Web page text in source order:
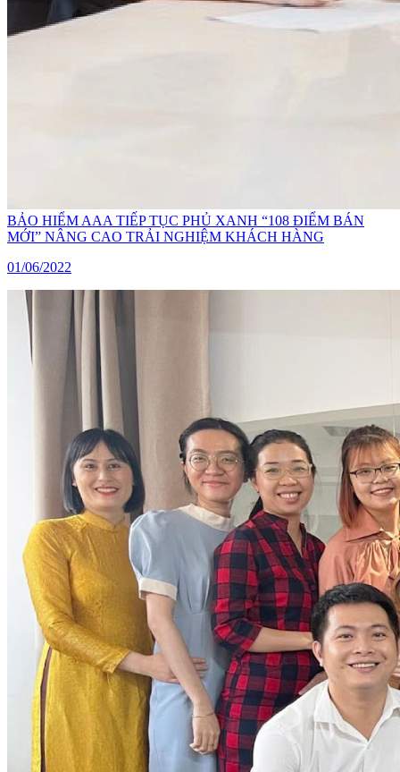
BẢO HIỂM AAA TIẾP TỤC PHỦ XANH “108 ĐIỂM BÁN
MỚI” NÂNG CAO TRẢI NGHIỆM KHÁCH HÀNG
01/06/2022